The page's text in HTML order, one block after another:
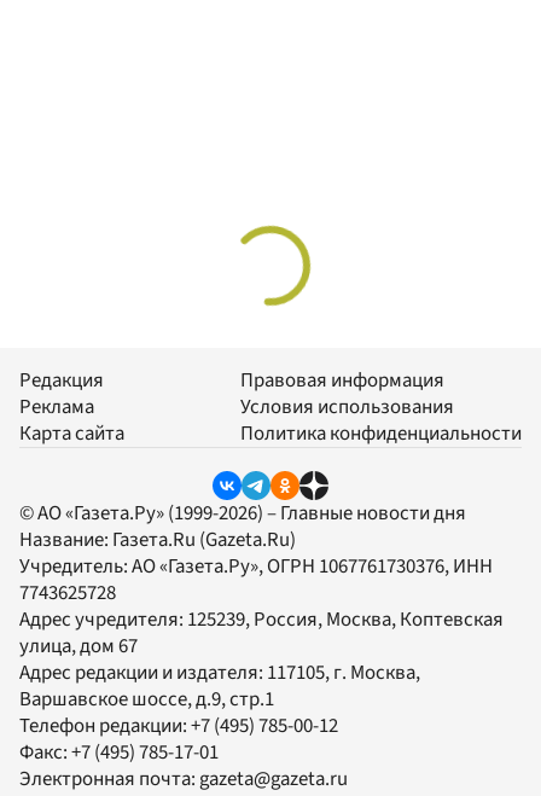
Редакция
Реклама
Карта сайта
Правовая информация
Условия использования
Политика конфиденциальности
© АО «Газета.Ру» (1999-2026) – Главные новости дня
Название: Газета.Ru (Gazeta.Ru)
Учредитель:АО «Газета.Ру», ОГРН 1067761730376, ИНН
7743625728
Адрес учредителя: 125239, Россия, Москва, Коптевская
улица, дом 67
Адрес редакции и издателя: 117105, г. Москва,
Варшавское шоссе, д.9, стр.1
Телефон редакции:+7 (495) 785-00-12
Факс:+7 (495) 785-17-01
Электронная почта:gazeta@gazeta.ru